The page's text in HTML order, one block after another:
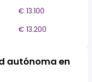
€ 13.100
€ 13.200
autónoma en